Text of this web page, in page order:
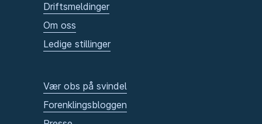
Driftsmeldinger
Om oss
Ledige stillinger
Vær obs på svindel
Forenklingsbloggen